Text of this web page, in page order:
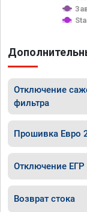
Отключение
фильтра
Прошивка Евро
Отключение ЕГР
Возврат стока